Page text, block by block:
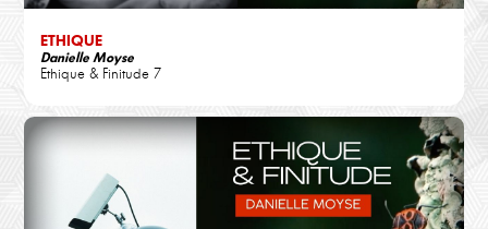
ETHIQUE
Danielle Moyse
Ethique & Finitude 7